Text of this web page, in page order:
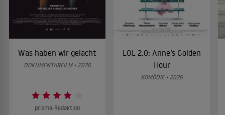
Was haben wir gelacht
DOKUMENTARFILM • 2026
prisma-Redaktion
LOL 2.0: Anne’s Golden
Hour
KOMÖDIE • 2026